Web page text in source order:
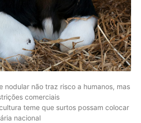
nodular não traz risco a humanos, mas
comerciais
teme que surtos possam colocar
nacional